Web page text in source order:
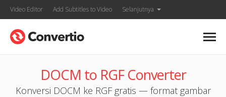
Video Editor Add Subtitles to Video Selanjutnya
DOCM to RGF Converter
Konversi DOCM ke RGF gratis — format gambar